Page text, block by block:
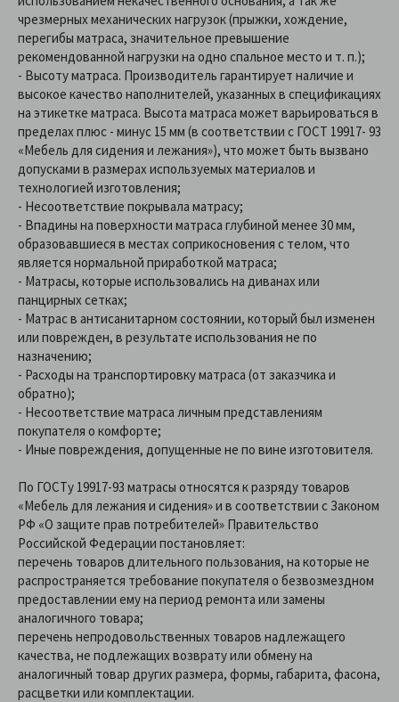
чрезмерных механических нагрузок (прыжки, хождение,
перегибы матраса, значительное превышение
рекомендованной нагрузки на одно спальное место и т. п.);
- Высоту матраса. Производитель гарантирует наличие и
высокое качество наполнителей, указанных в спецификациях
на этикетке матраса. Высота матраса может варьироваться в
пределах плюс - минус 15 мм (в соответствии с ГОСТ 19917- 93
«Мебель для сидения и лежания»), что может быть вызвано
допусками в размерах используемых материалов и
технологией изготовления;
- Несоответствие покрывала матрасу;
- Впадины на поверхности матраса глубиной менее 30 мм,
образовавшиеся в местах соприкосновения с телом, что
является нормальной приработкой матраса;
- Матрасы, которые использовались на диванах или
панцирных сетках;
- Матрас в антисанитарном состоянии, который был изменен
или поврежден, в результате использования не по
назначению;
- Расходы на транспортировку матраса (от заказчика и
обратно);
- Несоответствие матраса личным представлениям
покупателя о комфорте;
- Иные повреждения, допущенные не по вине изготовителя.
По ГОСТу 19917-93 матрасы относятся к разряду товаров
«Мебель для лежания и сидения» и в соответствии с Законом
РФ «О защите прав потребителей» Правительство
Российской Федерации постановляет:
перечень товаров длительного пользования, на которые не
распространяется требование покупателя о безвозмездном
предоставлении ему на период ремонта или замены
аналогичного товара;
перечень непродовольственных товаров надлежащего
качества, не подлежащих возврату или обмену на
аналогичный товар других размера, формы, габарита, фасона,
расцветки или комплектации.